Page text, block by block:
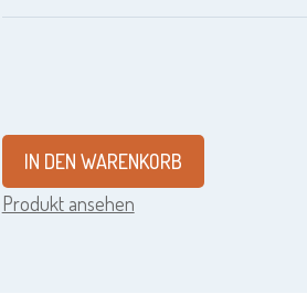
IN DEN WARENKORB
Produkt ansehen